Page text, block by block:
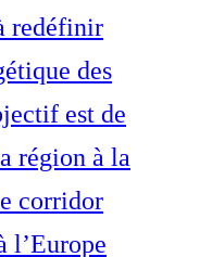
redéfinir
des
est de
région à la
corridor
l’Europe